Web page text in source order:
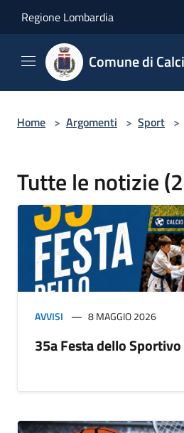
Regione Lombardia
Comune di
Home > Argomenti > Sport >
Tutte le notizie
AVVISI 8 MAGGIO 2026
35a Festa dello Sportivo